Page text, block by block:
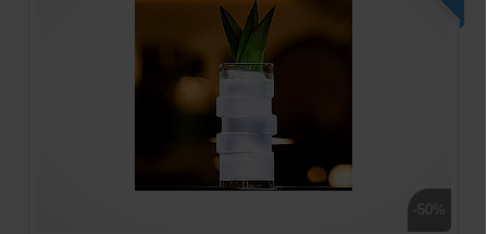
-50%